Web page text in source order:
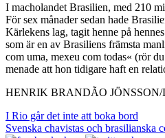
I macholandet Brasilien, med 210
För sex månader sedan hade
Kärlekens lag, tagit henne på
som är en av Brasiliens främsta
com uma, mexeu com todas« (rör
menade att hon tidigare haft en
HENRIK BRANDÃO
I Rio går det inte att boka bord
Svenska chavistas och brasilianska